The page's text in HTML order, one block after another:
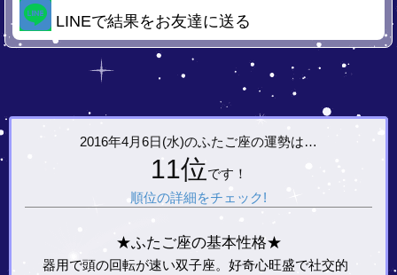
LINEで結果をお友達に送る
2016年4月6日(水)のふたご座の運勢は…
11位です！
順位の詳細をチェック!
★ふたご座の基本性格★
器用で頭の回転が速い双子座。好奇心旺盛で社交的